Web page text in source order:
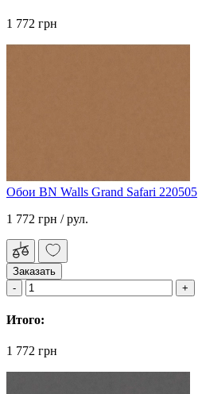
1 772 грн
Обои BN Walls Grand Safari 220505
1 772 грн / рул.
Заказать
Итого:
1 772 грн